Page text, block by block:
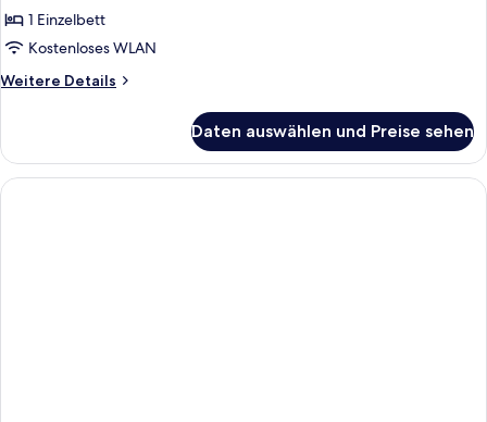
ohne
Fenster
anzeigen
1 Einzelbett
Kostenloses WLAN
Weitere Details
Weitere
ohne
Fenster
Daten auswählen und Preise sehen